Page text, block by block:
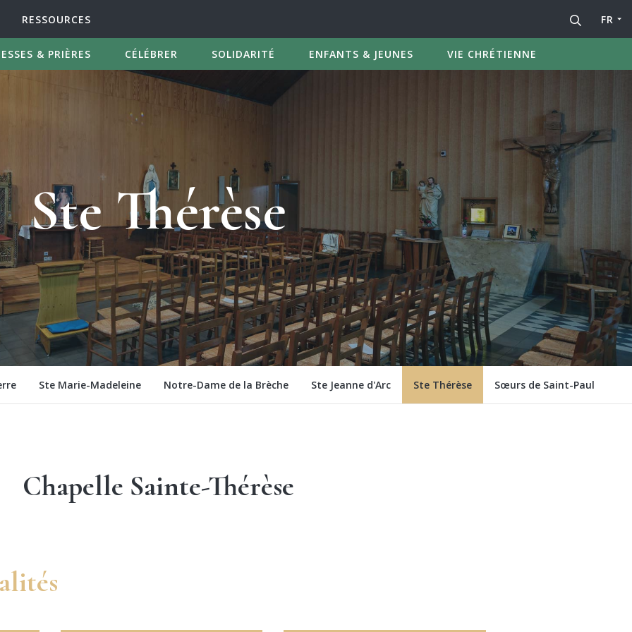
RESSOURCES FR
& PRIÈRES CÉLÉBRER SOLIDARITÉ ENFANTS & JEUNES VIE CHRÉTIENNE
Ste Thérèse
Ste Marie-Madeleine Notre-Dame de la Brèche Ste Jeanne d'Arc Ste Thérèse Sœurs de Saint-Paul
Chapelle Sainte-Thérèse